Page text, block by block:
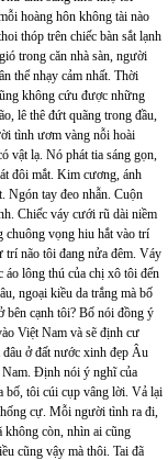
hoàng hôn không tài nào
thóp trên chiếc bàn sắt lạnh
trong căn nhà sàn, người
thể nhạy cảm nhất. Thời
không cứu được những
lê thê đứt quãng trong đầu,
tình ươm vàng nỗi hoài
vật lạ. Nó phát tia sáng gọn,
đôi mắt. Kim cương, ánh
Ngón tay đeo nhẫn. Cuộn
Chiếc váy cưới rũ dài niềm
chuông vọng hiu hắt vào trí
trí não tôi đang nửa đêm. Váy
áo lông thú của chị xô tôi đến
ngoại kiều da trắng mà bố
bên cạnh tôi? Bố nói đồng ý
Việt Nam và sẽ định cư
ở đất nước xinh đẹp Âu
Nam. Định nói ý nghĩ của
bố, tôi cúi cụp vâng lời. Vả lại
cự. Mỗi người tình ra đi,
không còn, nhìn ai cũng
cũng vậy mà thôi. Tai đã